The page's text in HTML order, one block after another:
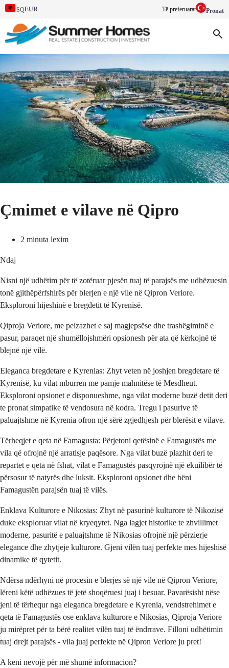
SQEUR Të preferuarat Pronat
Çmimet e vilave në Qipro
2 minuta lexim
Ndaj
Nisni një udhëtim për të zotëruar pjesën tuaj të parajsës me udhëzuesin
tonë gjithëpërfshirës për blerjen e një vile në Qipron Veriore.
Eksploroni hijeshinë e bregdetit të Kyrenisë.
Qiproja Veriore, me peizazhet e saj magjepsëse dhe trashëgiminë e
pasur, paraqet një shumëllojshmëri opsionesh për ata që kërkojnë të
blejnë një vilë.
Eleganca bregdetare e Kyrenias: Zhyt veten në joshjen bregdetare të
Kyrenisë, ku vilat mburren me pamje mahnitëse të Mesdheut.
Eksploroni opsionet e disponueshme, nga vilat moderne buzë detit deri
te pronat simpatike të vendosura në kodra. Tregu i pasurive të
paluajtshme në Kyrenia ofron një sërë zgjedhjesh për blerësit e vilave.
Tërheqjet e qeta në Famagusta: Përjetoni qetësinë e Famagustës me
vila që ofrojnë një arratisje paqësore. Nga vilat buzë plazhit deri te
repartet e qeta në fshat, vilat e Famagustës pasqyrojnë një ekuilibër të
përsosur të natyrës dhe luksit. Eksploroni opsionet dhe bëni
Famagustën parajsën tuaj të vilës.
Enklava Kulturore e Nikosias: Zhyt në pasurinë kulturore të Nikozisë
duke eksploruar vilat në kryeqytet. Nga lagjet historike te zhvillimet
moderne, pasuritë e paluajtshme të Nikosias ofrojnë një përzierje
elegance dhe zhytjeje kulturore. Gjeni vilën tuaj perfekte mes hijeshisë
dinamike të qytetit.
Ndërsa ndërhyni në procesin e blerjes së një vile në Qipron Veriore,
lëreni këtë udhëzues të jetë shoqëruesi juaj i besuar. Pavarësisht nëse
jeni të tërhequr nga eleganca bregdetare e Kyrenia, vendstrehimet e
qeta të Famagustës ose enklava kulturore e Nikosias, Qiproja Veriore
ju mirëpret për ta bërë realitet vilën tuaj të ëndrrave. Filloni udhëtimin
tuaj drejt parajsës - vila juaj perfekte në Qipron Veriore ju pret!
A keni nevojë për më shumë informacion?